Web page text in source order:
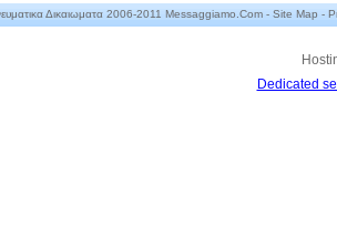
Δικαιωματα 2006-2011 Messaggiamo.Com - Site Map -
Dedicated